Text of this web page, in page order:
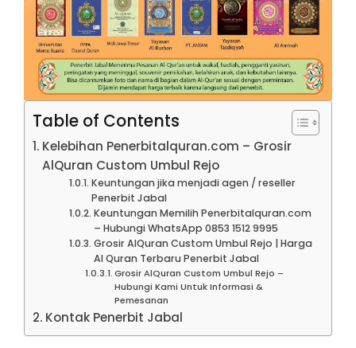
Table of Contents
Kelebihan Penerbitalquran.com – Grosir
AlQuran Custom Umbul Rejo
Keuntungan jika menjadi agen / reseller
Penerbit Jabal
Keuntungan Memilih Penerbitalquran.com
– Hubungi WhatsApp 0853 1512 9995
Grosir AlQuran Custom Umbul Rejo | Harga
Al Quran Terbaru Penerbit Jabal
Grosir AlQuran Custom Umbul Rejo –
Hubungi Kami Untuk Informasi &
Pemesanan
Kontak Penerbit Jabal